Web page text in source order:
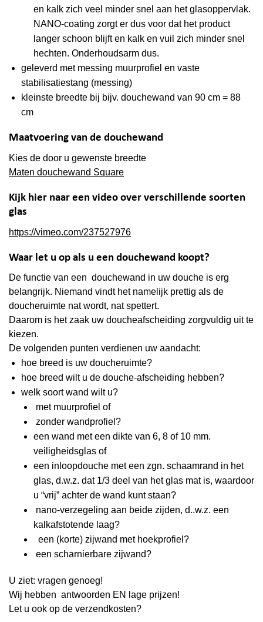
en kalk zich veel minder snel aan het glasoppervlak.
NANO-coating zorgt er dus voor dat het product
langer schoon blijft en kalk en vuil zich minder snel
hechten. Onderhoudsarm dus.
geleverd met messing muurprofiel en vaste
stabilisatiestang (messing)
kleinste breedte bij bijv. douchewand van 90 cm = 88
cm
Maatvoering van de douchewand
Kies de door u gewenste breedte
Maten douchewand Square
Kijk hier naar een video over verschillende soorten
glas
https://vimeo.com/237527976
Waar let u op als u een douchewand koopt?
De functie van een douchewand in uw douche is erg
belangrijk. Niemand vindt het namelijk prettig als de
doucheruimte nat wordt, nat spettert.
Daarom is het zaak uw doucheafscheiding zorgvuldig uit te
kiezen.
De volgenden punten verdienen uw aandacht:
hoe breed is uw doucheruimte?
hoe breed wilt u de douche-afscheiding hebben?
welk soort wand wilt u?
met muurprofiel of
zonder wandprofiel?
een wand met een dikte van 6, 8 of 10 mm.
veiligheidsglas of
een inloopdouche met een zgn. schaamrand in het
glas, d.w.z. dat 1/3 deel van het glas mat is, waardoor
u “vrij” achter de wand kunt staan?
nano-verzegeling aan beide zijden, d..w.z. een
kalkafstotende laag?
een (korte) zijwand met hoekprofiel?
een scharnierbare zijwand?
U ziet: vragen genoeg!
Wij hebben antwoorden EN lage prijzen!
Let u ook op de verzendkosten?